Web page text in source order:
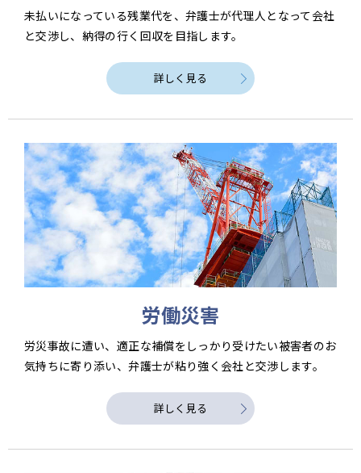
未払いになっている残業代を、弁護士が代理人となって会社
と交渉し、納得の行く回収を目指します。
詳しく見る
労働災害
労災事故に遭い、適正な補償をしっかり受けたい被害者のお
気持ちに寄り添い、弁護士が粘り強く会社と交渉します。
詳しく見る